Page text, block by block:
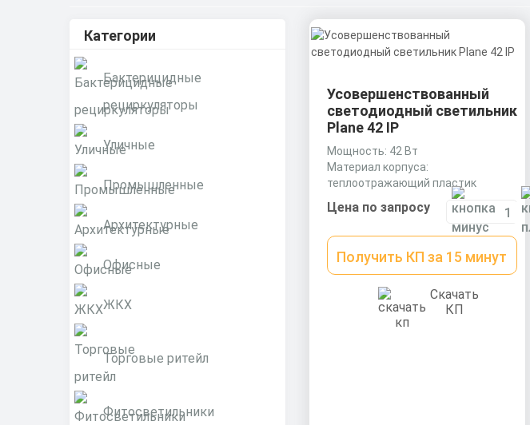
Категории
Бактерицидные
рециркуляторы
Уличные
Промышленные
Архитектурные
Офисные
ЖКХ
Торговые ритейл
Фитосветильники
Усовершенствованный
светодиодный светильник
Plane 42 IP
Мощность: 42 Вт
Материал корпуса:
теплоотражающий пластик
1190х130х15 мм
Цена по запросу
Получить КП за 15 минут
Скачать
КП